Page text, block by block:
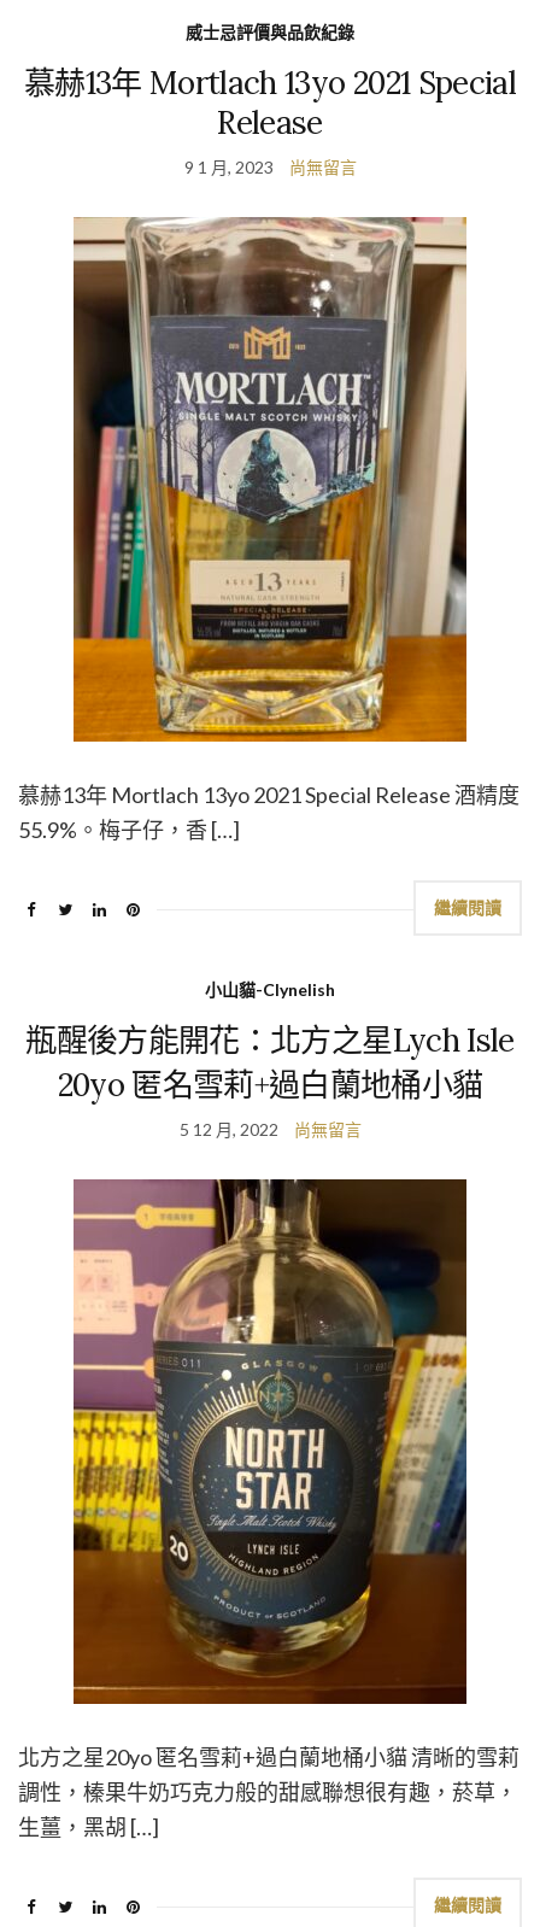
威士忌評價與品飲紀錄
慕赫13年 Mortlach 13yo 2021 Special
Release
9 1 月, 2023 尚無留言
慕赫13年 Mortlach 13yo 2021 Special Release 酒精度
55.9%。梅子仔，香 […]
繼續閱讀
小山貓-Clynelish
瓶醒後方能開花：北方之星Lych Isle
20yo 匿名雪莉+過白蘭地桶小貓
5 12 月, 2022 尚無留言
北方之星20yo 匿名雪莉+過白蘭地桶小貓 清晰的雪莉
調性，榛果牛奶巧克力般的甜感聯想很有趣，菸草，
生薑，黑胡 […]
繼續閱讀